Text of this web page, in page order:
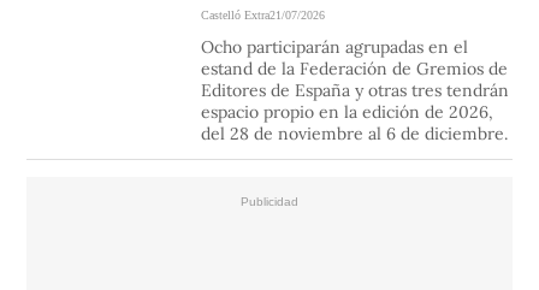
Castelló Extra21/07/2026
Ocho participarán agrupadas en el
estand de la Federación de Gremios de
Editores de España y otras tres tendrán
espacio propio en la edición de 2026,
del 28 de noviembre al 6 de diciembre.